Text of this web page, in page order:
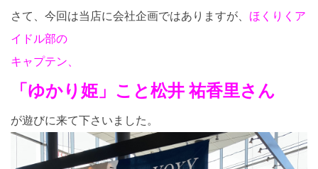
さて、今回は当店に会社企画ではありますが、 ほくりくア
イドル部の
キャプテン、
「ゆかり姫」こと松井 祐香里さん
が遊びに来て下さいました。